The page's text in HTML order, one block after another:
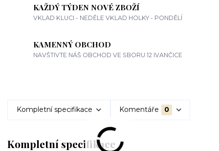
KAŽDÝ TÝDEN NOVÉ ZBOŽÍ
VKLAD KLUCI - NEDĚLE VKLAD HOLKY - PONDĚLÍ
KAMENNÝ OBCHOD
NAVŠTIVTE NÁŠ OBCHOD VE SBORU 12 IVANČICE
Kompletní specifikace Komentáře 0
Kompletní specifikace